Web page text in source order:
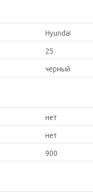
Hyundai
25
черный
нет
нет
900